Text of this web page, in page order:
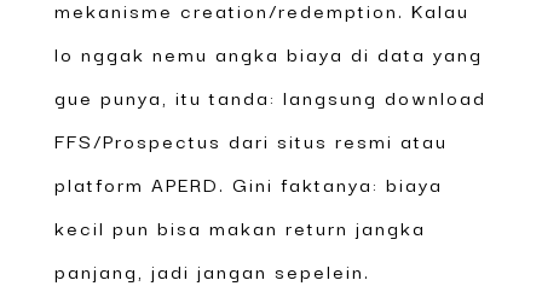
mekanisme creation/redemption. Kalau
lo nggak nemu angka biaya di data yang
gue punya, itu tanda: langsung download
FFS/Prospectus dari situs resmi atau
platform APERD. Gini faktanya: biaya
kecil pun bisa makan return jangka
panjang, jadi jangan sepelein.